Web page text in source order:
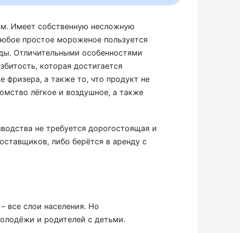
Имеет собственную несложную
простое мороженое пользуется
Отличительными особенностями
которая достигается
а также то, что продукт не
лёгкое и воздушное, а также
не требуется дорогостоящая и
либо берётся в аренду с
все слои населения. Но
и родителей с детьми.